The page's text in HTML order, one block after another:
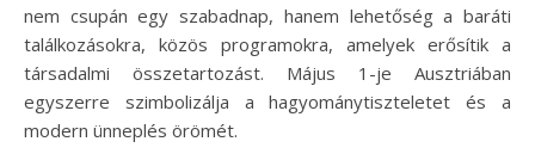
nem csupán egy szabadnap, hanem lehetőség a baráti
találkozásokra, közös programokra, amelyek erősítik a
társadalmi összetartozást. Május 1-je Ausztriában
egyszerre szimbolizálja a hagyománytiszteletet és a
modern ünneplés örömét.